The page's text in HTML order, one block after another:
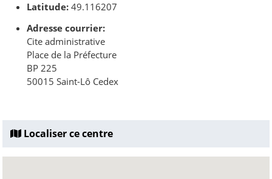
Latitude: 49.116207
Adresse courrier:
Cite administrative
Place de la Préfecture
BP 225
50015 Saint-Lô Cedex
Localiser ce centre